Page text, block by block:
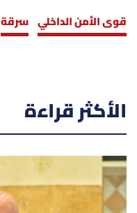
قوى الأمن الداخلي سرقة
الأكثر قراءة